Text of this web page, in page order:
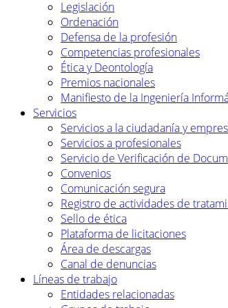
Legislación
Ordenación
Defensa de la profesión
Competencias profesionales
Ética y Deontología
Premios nacionales
Manifiesto de la Ingeniería
Servicios
Servicios a la ciudadanía y
Servicios a profesionales
Servicio de Verificación de
Convenios
Comunicación segura
Registro de actividades de
Sello de ética
Plataforma de licitaciones
Área de descargas
Canal de denuncias
Líneas de trabajo
Entidades relacionadas